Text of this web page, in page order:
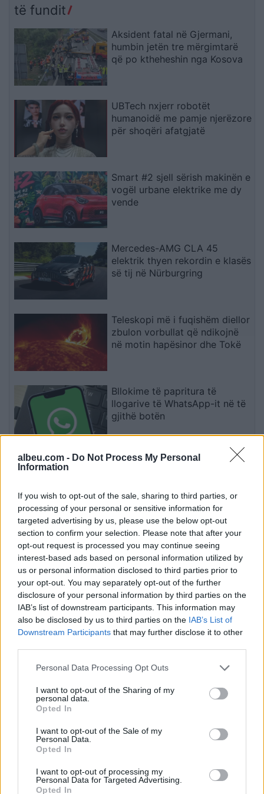
albeu.com - Do Not Process My Personal
Information
If you wish to opt-out of the sale, sharing to third parties, or
processing of your personal or sensitive information for
targeted advertising by us, please use the below opt-out
section to confirm your selection. Please note that after your
opt-out request is processed you may continue seeing
interest-based ads based on personal information utilized by
us or personal information disclosed to third parties prior to
your opt-out. You may separately opt-out of the further
disclosure of your personal information by third parties on the
IAB’s list of downstream participants. This information may
also be disclosed by us to third parties on the IAB’s List of
Downstream Participants that may further disclose it to other
Personal Data Processing Opt Outs
I want to opt-out of the Sharing of my
personal data.
Opted In
I want to opt-out of the Sale of my
Personal Data.
Opted In
I want to opt-out of processing my
Personal Data for Targeted Advertising.
Opted In
të fundit
Aksident fatal në Gjermani,
humbin jetën tre mërgimtarë
që po ktheheshin nga Kosova
UBTech nxjerr robotët
humanoidë me pamje njerëzore
për shoqëri afatgjatë
Smart #2 sjell sërish makinën e
vogël urbane elektrike me dy
vende
Mercedes-AMG CLA 45
elektrik thyen rekordin e klasës
së tij në Nürburgring
Teleskopi më i fuqishëm diellor
zbulon vorbullat që ndikojnë
në motin hapësinor dhe Tokë
Bllokime të papritura të
llogarive të WhatsApp-it në të
gjithë botën
Drejtues nga OpenAI, Meta dhe
kontrollit
Esim for Global
for Turkey|Esim for Germany|Esim for Greece |
for Asia|Esim for World Cup 2026